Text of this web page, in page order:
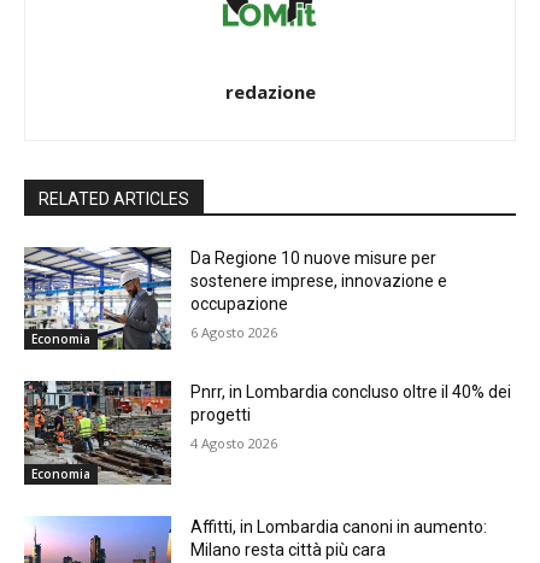
redazione
RELATED ARTICLES
Economia
Da Regione 10 nuove misure per
sostenere imprese, innovazione e
occupazione
6 Agosto 2026
Economia
Pnrr, in Lombardia concluso oltre il 40% dei
progetti
4 Agosto 2026
Affitti, in Lombardia canoni in aumento:
Milano resta città più cara